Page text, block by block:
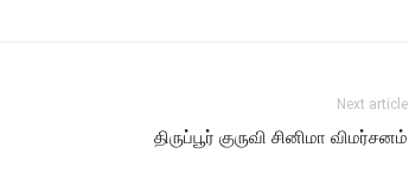
Next article
திருப்பூர் குருவி சினிமா விமர்சனம்